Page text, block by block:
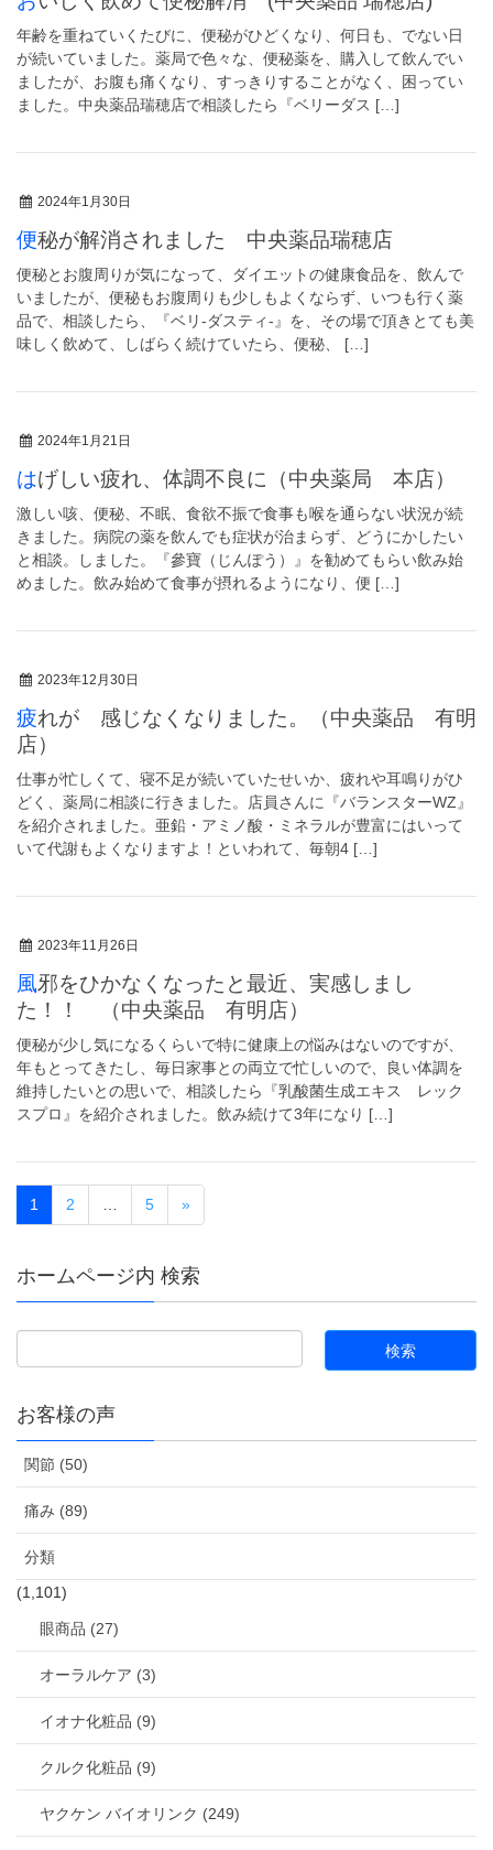
年齢を重ねていくたびに、便秘がひどくなり、何日も、でない日
が続いていました。薬局で色々な、便秘薬を、購入して飲んでい
ましたが、お腹も痛くなり、すっきりすることがなく、困ってい
ました。中央薬品瑞穂店で相談したら『ベリーダス […]
2024年1月30日
便秘が解消されました 中央薬品瑞穂店
便秘とお腹周りが気になって、ダイエットの健康食品を、飲んで
いましたが、便秘もお腹周りも少しもよくならず、いつも行く薬
品で、相談したら、『ベリ-ダスティ-』を、その場で頂きとても美
味しく飲めて、しばらく続けていたら、便秘、 […]
2024年1月21日
はげしい疲れ、体調不良に（中央薬局 本店）
激しい咳、便秘、不眠、食欲不振で食事も喉を通らない状況が続
きました。病院の薬を飲んでも症状が治まらず、どうにかしたい
と相談。しました。『參寶（じんぽう）』を勧めてもらい飲み始
めました。飲み始めて食事が摂れるようになり、便 […]
2023年12月30日
疲れが 感じなくなりました。（中央薬品 有明
店）
仕事が忙しくて、寝不足が続いていたせいか、疲れや耳鳴りがひ
どく、薬局に相談に行きました。店員さんに『バランスターWZ』
を紹介されました。亜鉛・アミノ酸・ミネラルが豊富にはいって
いて代謝もよくなりますよ！といわれて、毎朝4 […]
2023年11月26日
風邪をひかなくなったと最近、実感しまし
た！！ （中央薬品 有明店）
便秘が少し気になるくらいで特に健康上の悩みはないのですが、
年もとってきたし、毎日家事との両立で忙しいので、良い体調を
維持したいとの思いで、相談したら『乳酸菌生成エキス レック
スプロ』を紹介されました。飲み続けて3年になり […]
1 2 5 »
ホームページ内 検索
お客様の声
関節 (50)
痛み (89)
分類
(1,101)
眼商品 (27)
オーラルケア (3)
イオナ化粧品 (9)
クルク化粧品 (9)
ヤクケン バイオリンク (249)